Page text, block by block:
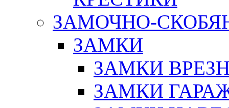
ЗАМОЧНО-
ЗАМКИ
ЗАМКИ
ЗАМКИ